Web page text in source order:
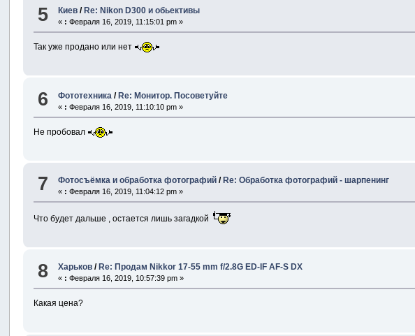
5 Киев/ Re: Nikon D300 и обьективы
« : Февраля 16, 2019, 11:15:01 pm »
Так уже продано или нет
6 Фототехника /Re: Монитор. Посоветуйте
« : Февраля 16, 2019, 11:10:10 pm »
Не пробовал
7 Фотосъёмка и обработка фотографий/ Re: Обработка фотографий - шарпенинг
« : Февраля 16, 2019, 11:04:12 pm »
Что будет дальше , остается лишь загадкой
8 Харьков/ Re: Продам Nikkor 17-55 mm f/2.8G ED-IF AF-S DX
« : Февраля 16, 2019, 10:57:39 pm »
Какая цена?